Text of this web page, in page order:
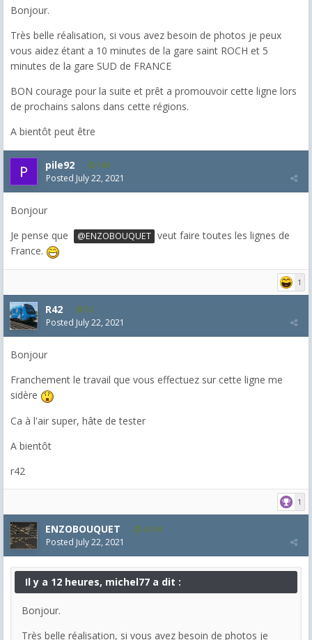
Bonjour.
Très belle réalisation, si vous avez besoin de photos je peux
vous aidez étant a 10 minutes de la gare saint ROCH et 5
minutes de la gare SUD de FRANCE
BON courage pour la suite et prêt a promouvoir cette ligne lors
de prochains salons dans cette régions.
A bientôt peut être
pile92 109
Posted July 22, 2021
Bonjour
Je pense que
@ENZOBOUQUET veut faire toutes les lignes de
France.
1
R42 52
Posted July 22, 2021
Bonjour
Franchement le travail que vous effectuez sur cette ligne me
sidère
Ca à l'air super, hâte de tester
A bientôt
r42
1
ENZOBOUQUET 4,104
Posted July 22, 2021
Il y a 12 heures, michel77 a dit :
Bonjour.
Très belle réalisation, si vous avez besoin de photos je